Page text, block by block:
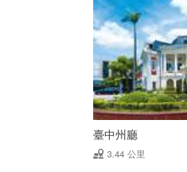
臺中州廳
3.44 公里